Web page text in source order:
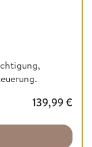
139,99€